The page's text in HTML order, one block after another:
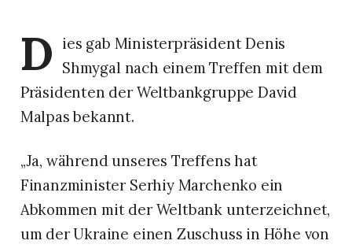
D ies gab Ministerpräsident Denis
Shmygal nach einem Treffen mit dem
Präsidenten der Weltbankgruppe David
Malpas bekannt.
„Ja, während unseres Treffens hat
Finanzminister Serhiy Marchenko ein
Abkommen mit der Weltbank unterzeichnet,
um der Ukraine einen Zuschuss in Höhe von